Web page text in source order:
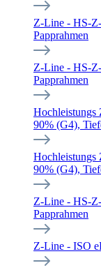
Z-Line - HS-
Papprahmen
Z-Line - HS-
Papprahmen
Hochleistungs
90% (G4),
Hochleistungs
90% (G4),
Z-Line - HS-
Papprahmen
Z-Line - ISO